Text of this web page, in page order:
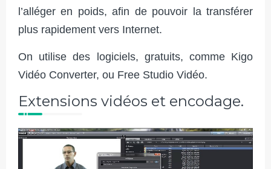
l’alléger en poids, afin de pouvoir la transférer
plus rapidement vers Internet.
On utilise des logiciels, gratuits, comme Kigo
Vidéo Converter, ou Free Studio Vidéo.
Extensions vidéos et encodage.